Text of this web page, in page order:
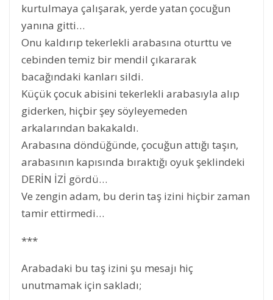
kurtulmaya çalışarak, yerde yatan çocuğun
yanına gitti…
Onu kaldırıp tekerlekli arabasına oturttu ve
cebinden temiz bir mendil çıkararak
bacağındaki kanları sildi.
Küçük çocuk abisini tekerlekli arabasıyla alıp
giderken, hiçbir şey söyleyemeden
arkalarından bakakaldı.
Arabasına döndüğünde, çocuğun attığı taşın,
arabasının kapısında bıraktığı oyuk şeklindeki
DERİN İZİ gördü…
Ve zengin adam, bu derin taş izini hiçbir zaman
tamir ettirmedi…
***
Arabadaki bu taş izini şu mesajı hiç
unutmamak için sakladı;